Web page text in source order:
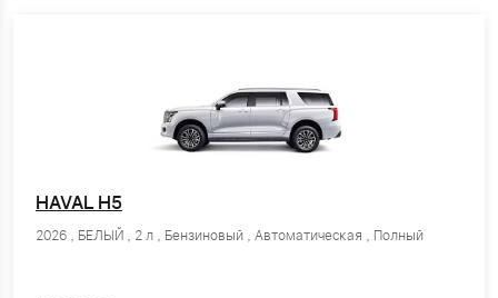
HAVAL H5
2026 , БЕЛЫЙ , 2 л , Бензиновый , Автоматическая , Полный